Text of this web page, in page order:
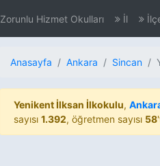
Zorunlu Hizmet Okulları İl
Anasayfa Ankara Sincan
Yenikent İlksan İlkokulu,
sayısı 1.392, öğretmen sayısı 58